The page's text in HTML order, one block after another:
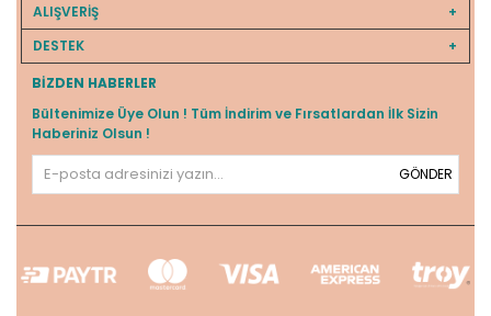
ALIŞVERİŞ
DESTEK
BIZDEN HABERLER
Bültenimize Üye Olun ! Tüm İndirim ve Fırsatlardan İlk Sizin
Haberiniz Olsun !
GÖNDER